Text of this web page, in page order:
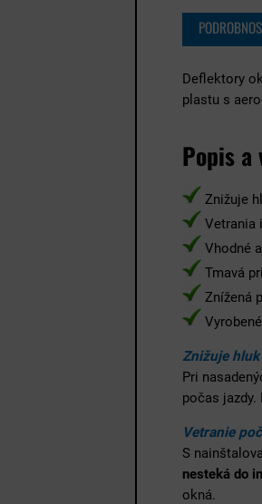
Deflektory
plastu s
Popis a
Znižuje
Vetrania
Vhodné
Tmavá
Znížená
Znižuje
Pri
počas
Vetranie
S
nesteká do
okná.